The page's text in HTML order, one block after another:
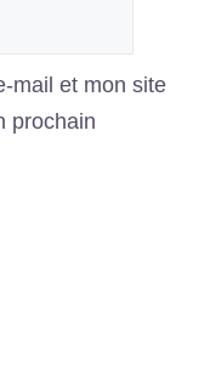
mail et mon site
prochain